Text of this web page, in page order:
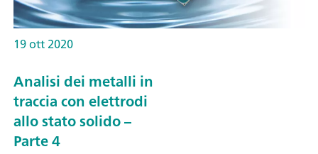
19 ott 2020
Analisi dei metalli in
traccia con elettrodi
allo stato solido –
Parte 4